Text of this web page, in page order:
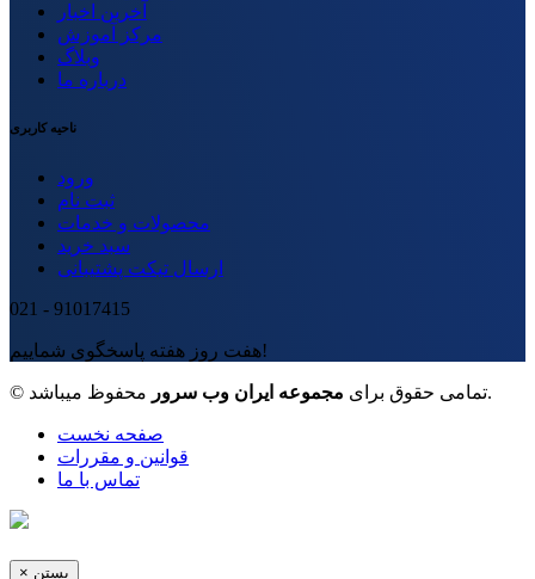
آخرین اخبار
مرکز آموزش
وبلاگ
درباره ما
ناحیه کاربری
ورود
ثبت نام
محصولات و خدمات
سبد خرید
ارسال تیکت پشتیبانی
021 - 91017415
هفت روز هفته پاسخگوی شماییم!
© تمامی حقوق برای مجموعه ایران وب سرور محفوظ میباشد.
صفحه نخست
قوانین و مقررات
تماس با ما
× بستن